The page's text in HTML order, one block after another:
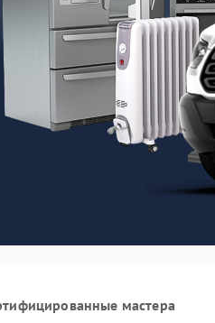
мастера